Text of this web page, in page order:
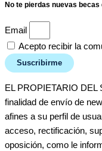
No te pierdas nuevas
Email
Acepto recibir la
Suscribirme
EL PROPIETARIO DEL
finalidad de envío de
afines a su perfil de
acceso, rectificación,
oposición, como le